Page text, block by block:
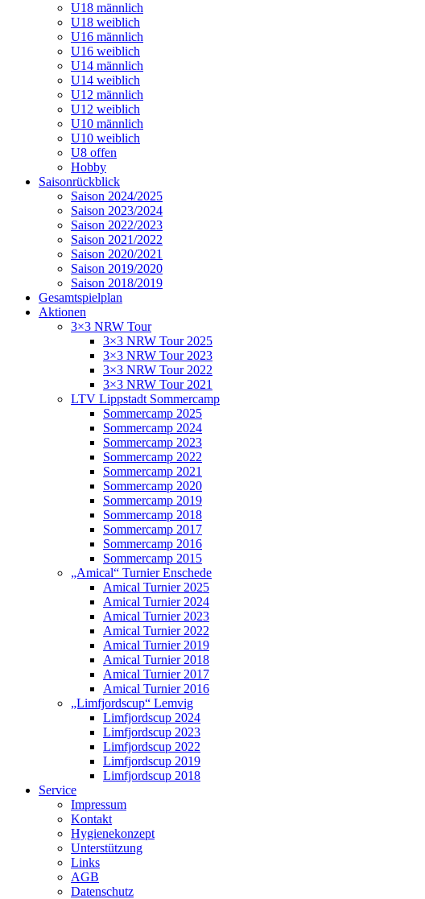
U18 männlich
U18 weiblich
U16 männlich
U16 weiblich
U14 männlich
U14 weiblich
U12 männlich
U12 weiblich
U10 männlich
U10 weiblich
U8 offen
Hobby
Saisonrückblick
Saison 2024/2025
Saison 2023/2024
Saison 2022/2023
Saison 2021/2022
Saison 2020/2021
Saison 2019/2020
Saison 2018/2019
Gesamtspielplan
Aktionen
3×3 NRW Tour
3×3 NRW Tour 2025
3×3 NRW Tour 2023
3×3 NRW Tour 2022
3×3 NRW Tour 2021
LTV Lippstadt Sommercamp
Sommercamp 2025
Sommercamp 2024
Sommercamp 2023
Sommercamp 2022
Sommercamp 2021
Sommercamp 2020
Sommercamp 2019
Sommercamp 2018
Sommercamp 2017
Sommercamp 2016
Sommercamp 2015
„Amical“ Turnier Enschede
Amical Turnier 2025
Amical Turnier 2024
Amical Turnier 2023
Amical Turnier 2022
Amical Turnier 2019
Amical Turnier 2018
Amical Turnier 2017
Amical Turnier 2016
„Limfjordscup“ Lemvig
Limfjordscup 2024
Limfjordscup 2023
Limfjordscup 2022
Limfjordscup 2019
Limfjordscup 2018
Service
Impressum
Kontakt
Hygienekonzept
Unterstützung
Links
AGB
Datenschutz